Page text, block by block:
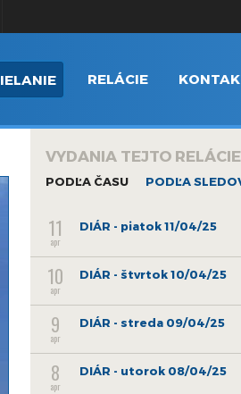
RELÁCIE
VYDANIA TEJTO RELÁCIE
PODĽA ČASU PODĽA
11
apr
DIÁR - piatok 11/04/25
10
apr
DIÁR - štvrtok 10/04/25
9
apr
DIÁR - streda 09/04/25
8
apr
DIÁR - utorok 08/04/25